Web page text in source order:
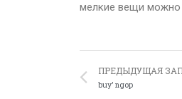
мелкие вещи можно
ПРЕДЫДУЩАЯ
buy’ ngop